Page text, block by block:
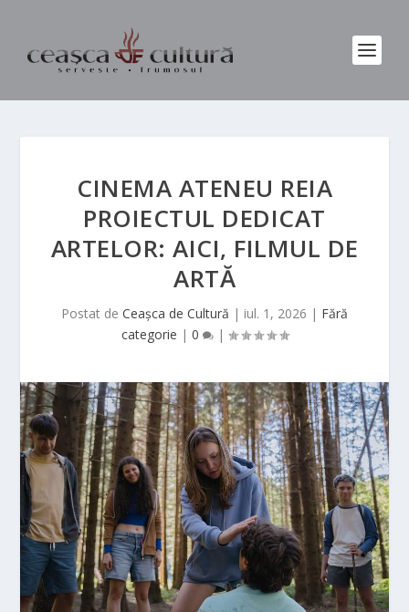
CINEMA ATENEU REIA
PROIECTUL DEDICAT
ARTELOR: AICI, FILMUL DE
ARTĂ
Postat de Ceașca de Cultură | iul. 1, 2026 | Fără
categorie | 0 |